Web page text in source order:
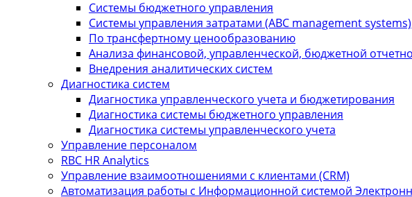
Системы бюджетного управления
Системы управления затратами (АBC management systems)
По трансфертному ценообразованию
Анализа финансовой, управленческой, бюджетной
Внедрения аналитических систем
Диагностика систем
Диагностика управленческого учета и бюджетирования
Диагностика системы бюджетного управления
Диагностика системы управленческого учета
Управление персоналом
RBC HR Аnalytics
Управление взаимоотношениями с клиентами (СRM)
Автоматизация работы с Информационной системой